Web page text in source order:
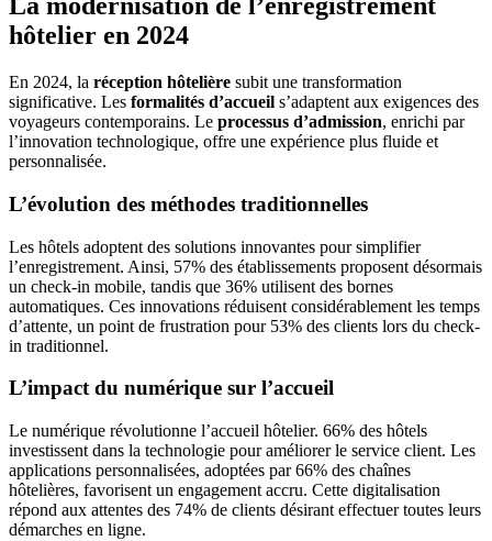
La modernisation de l’enregistrement
hôtelier en 2024
En 2024, la réception hôtelière subit une transformation
significative. Les formalités d’accueil s’adaptent aux exigences des
voyageurs contemporains. Le processus d’admission, enrichi par
l’innovation technologique, offre une expérience plus fluide et
personnalisée.
L’évolution des méthodes traditionnelles
Les hôtels adoptent des solutions innovantes pour simplifier
l’enregistrement. Ainsi, 57% des établissements proposent désormais
un check-in mobile, tandis que 36% utilisent des bornes
automatiques. Ces innovations réduisent considérablement les temps
d’attente, un point de frustration pour 53% des clients lors du check-
in traditionnel.
L’impact du numérique sur l’accueil
Le numérique révolutionne l’accueil hôtelier. 66% des hôtels
investissent dans la technologie pour améliorer le service client. Les
applications personnalisées, adoptées par 66% des chaînes
hôtelières, favorisent un engagement accru. Cette digitalisation
répond aux attentes des 74% de clients désirant effectuer toutes leurs
démarches en ligne.